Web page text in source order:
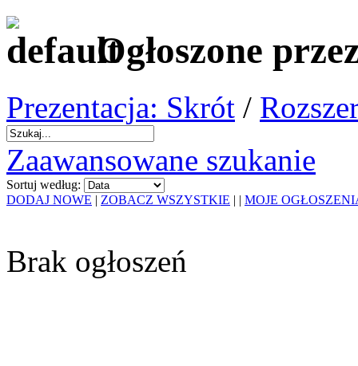
Ogłoszone
Prezentacja: Skrót /
Zaawansowane szukanie
Sortuj według:
DODAJ NOWE | ZOBACZ WSZYSTKIE | | MOJE
Brak ogłoszeń